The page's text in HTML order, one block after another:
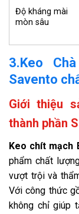
Độ kháng mài
mòn sâu
3.Keo
Savento
Giới thiệu
thành phần
Keo chít mạch
phẩm chất
vượt trội và
Với công thức
không chỉ giúp